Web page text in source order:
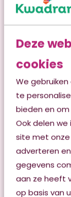
Deze
cookies
We
te
bieden en
Ook delen
site met
adverteren
gegevens
aan ze heeft
op basis van
Lees verder